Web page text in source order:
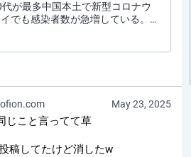
が最多中国本土で新型コロナウ
でも感染者数が急増している。…
May 23, 2025
じこと言ってて草
稿してたけど消したw